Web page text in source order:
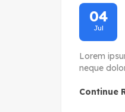
04
Jul
Lorem
neque
Continue